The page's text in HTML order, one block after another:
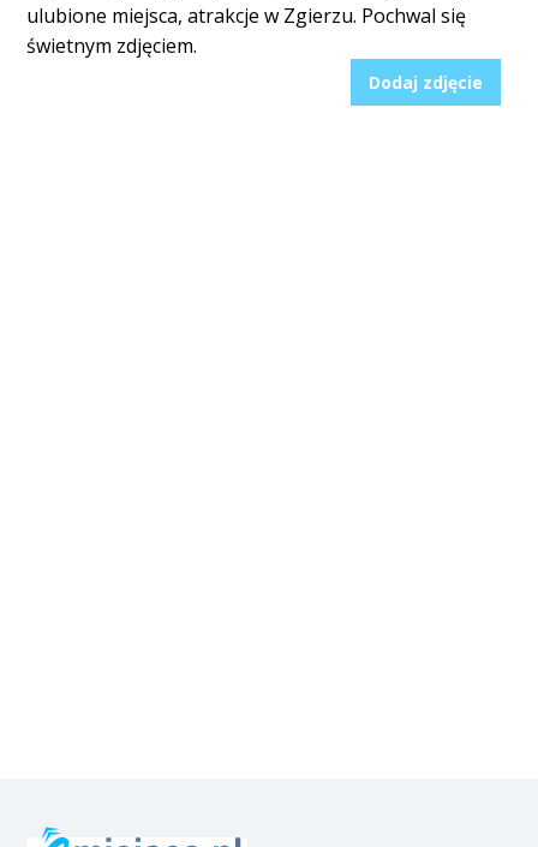
ulubione miejsca, atrakcje w Zgierzu. Pochwal się
świetnym zdjęciem.
Dodaj zdjęcie